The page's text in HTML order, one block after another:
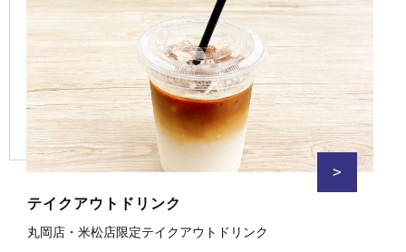
>
テイクアウトドリンク
丸岡店・米松店限定テイクアウトドリンク